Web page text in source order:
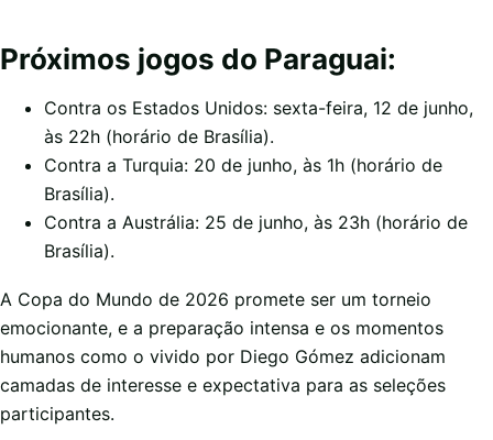
Próximos jogos do Paraguai:
Contra os Estados Unidos: sexta-feira, 12 de junho,
às 22h (horário de Brasília).
Contra a Turquia: 20 de junho, às 1h (horário de
Brasília).
Contra a Austrália: 25 de junho, às 23h (horário de
Brasília).
A Copa do Mundo de 2026 promete ser um torneio
emocionante, e a preparação intensa e os momentos
humanos como o vivido por Diego Gómez adicionam
camadas de interesse e expectativa para as seleções
participantes.